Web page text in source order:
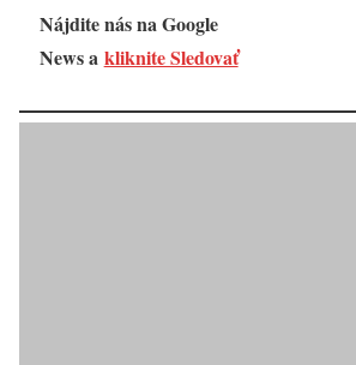
Nájdite nás na Google
News a kliknite Sledovať